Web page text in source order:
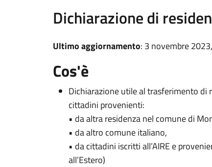
Dichiarazione di
Ultimo aggiornamento: 3 novembre
Cos'è
Dichiarazione utile al trasferimento
cittadini provenienti:
• da altra residenza nel comune di
• da altro comune italiano,
• da cittadini iscritti all’AIRE e
all’Estero)